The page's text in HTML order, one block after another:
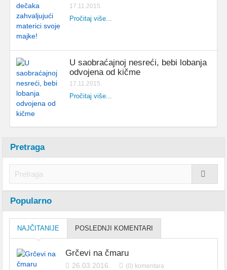
17.11.2015.
Pročitaj više...
U saobraćajnoj nesreći, bebi lobanja
odvojena od kičme
17.11.2015.
Pročitaj više...
Pretraga
Popularno
NAJČITANIJE POSLEDNJI KOMENTARI
Grčevi na čmaru
26.03.2016. (0) komentara